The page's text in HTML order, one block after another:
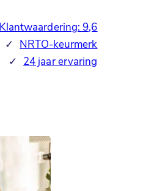
Klantwaardering: 9,6
✓
NRTO-keurmerk
✓
24 jaar ervaring